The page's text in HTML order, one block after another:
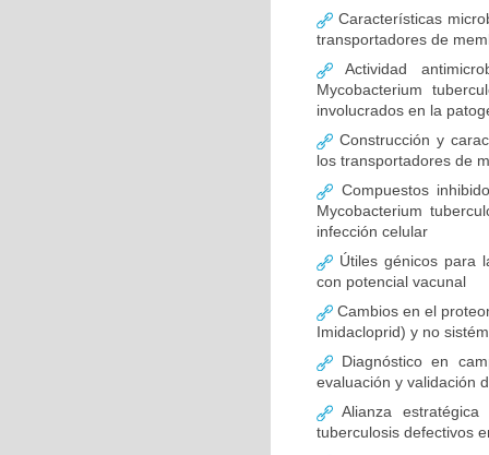
Características
transportadores de
Actividad
Mycobacterium
involucrados en la
Construcción y
los transportadores de
Compuestos
Mycobacterium
infección celular
Útiles génicos para
con potencial vacunal
Cambios en el
Imidacloprid) y no
Diagnóstico en
evaluación y validación
Alianza
tuberculosis defectivos